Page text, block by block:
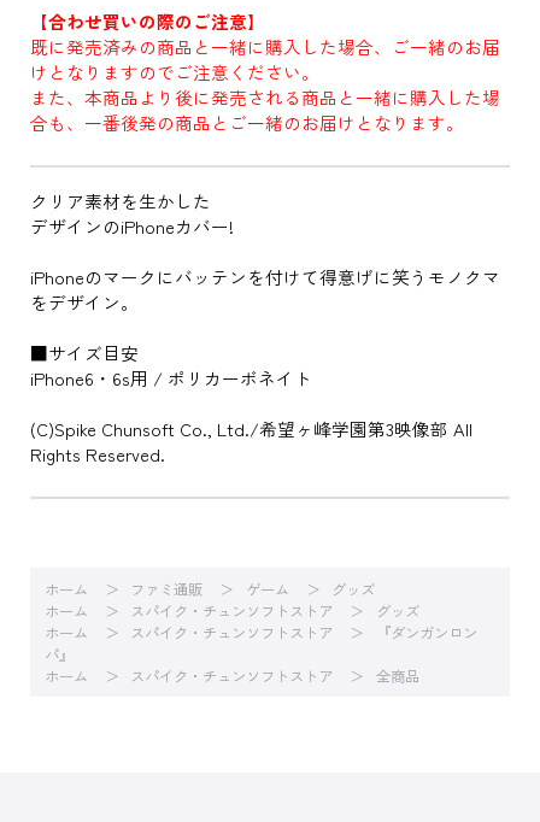
【合わせ買いの際のご注意】
既に発売済みの商品と一緒に購入した場合、ご一緒のお届
けとなりますのでご注意ください。
また、本商品より後に発売される商品と一緒に購入した場
合も、一番後発の商品とご一緒のお届けとなります。
クリア素材を生かした
デザインのiPhoneカバー!
iPhoneのマークにバッテンを付けて得意げに笑うモノクマ
をデザイン。
■サイズ目安
iPhone6・6s用 / ポリカーボネイト
(C)Spike Chunsoft Co., Ltd./希望ヶ峰学園第3映像部 All
Rights Reserved.
ホーム ファミ通販 ゲーム
グッズ
ホーム
スパイク・チュンソフトストア
グッズ
ホーム
スパイク・チュンソフトストア
『ダンガンロン
パ』
ホーム
スパイク・チュンソフトストア 全商品